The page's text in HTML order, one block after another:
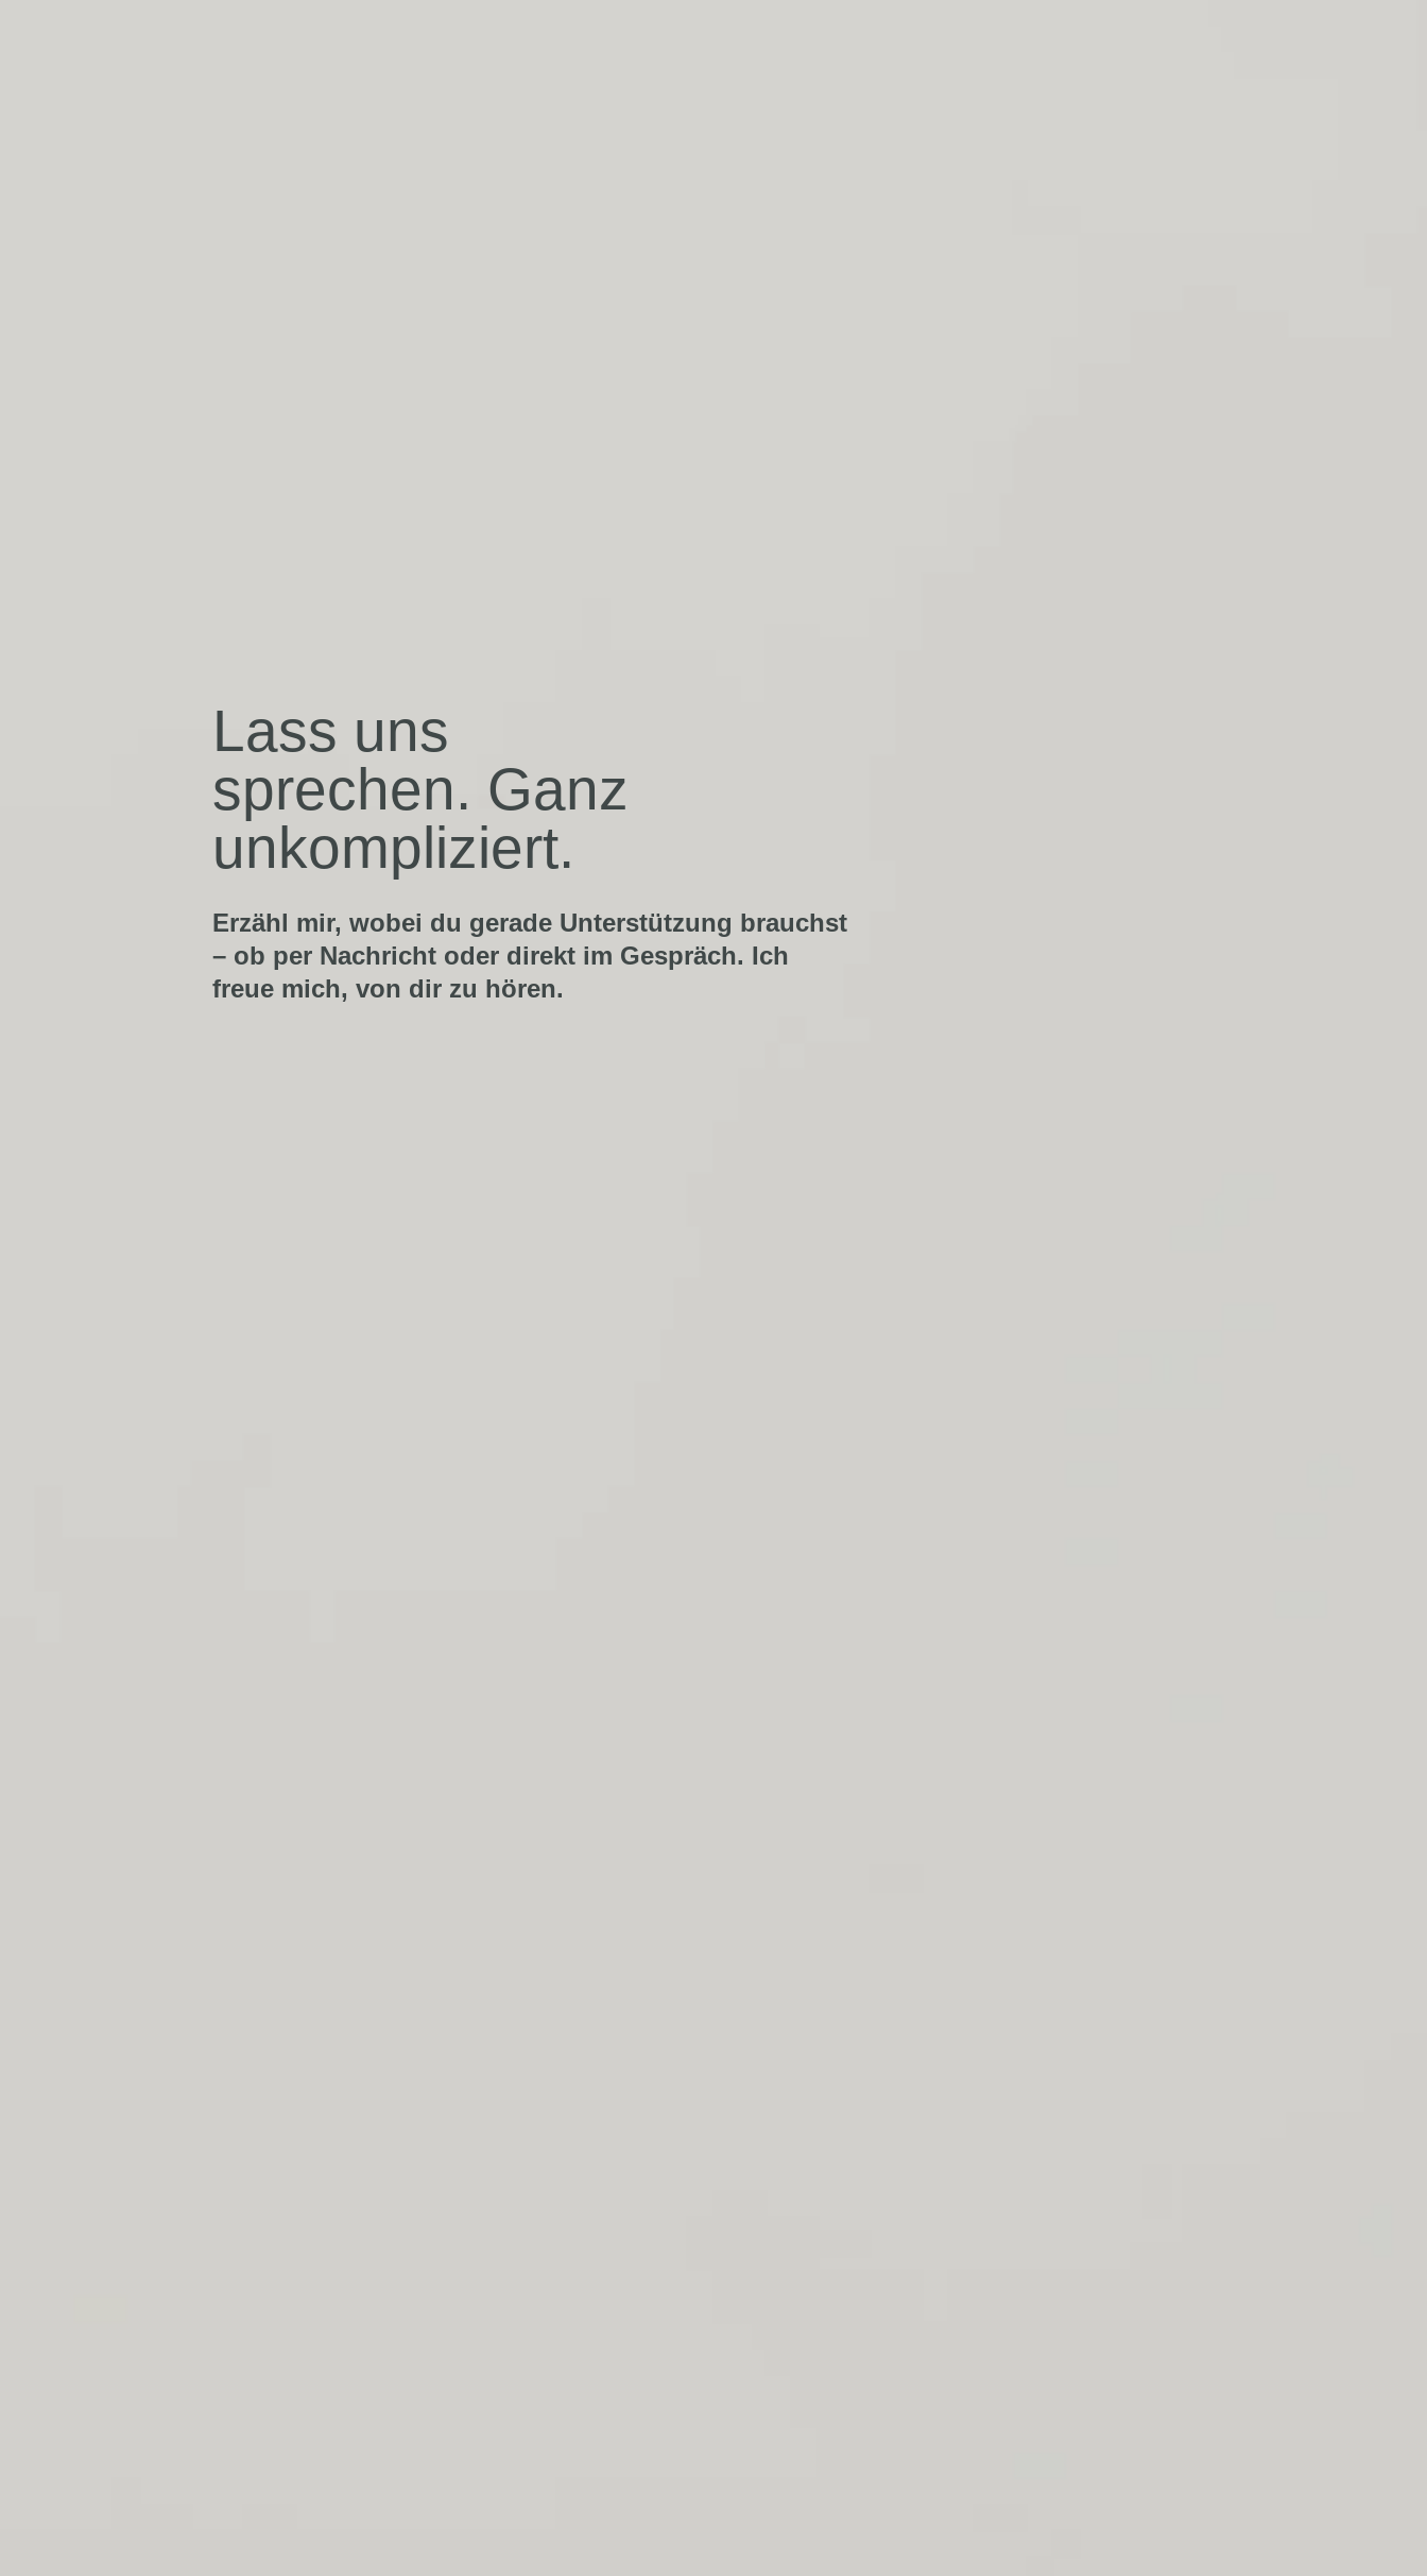
Lass uns
sprechen. Ganz
unkompliziert.
Erzähl mir, wobei du gerade Unterstützung brauchst
– ob per Nachricht oder direkt im Gespräch. Ich
freue mich, von dir zu hören.